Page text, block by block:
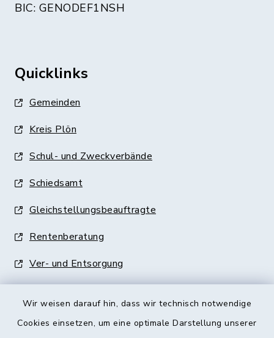
Wir weisen darauf hin, dass wir technisch notwendige
Cookies einsetzen, um eine optimale Darstellung unserer
BIC: GENODEF1NSH
Quicklinks
Gemeinden
Kreis Plön
Schul- und Zweckverbände
Schiedsamt
Gleichstellungsbeauftragte
Rentenberatung
Ver- und Entsorgung